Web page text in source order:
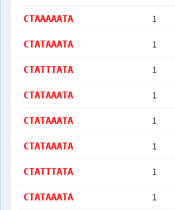
CTAAAAATA 1
CTATAAATA 1
CTATTTATA 1
CTATAAATA 1
CTATAAATA 1
CTATAAATA 1
CTATTTATA 1
CTATAAATA 1